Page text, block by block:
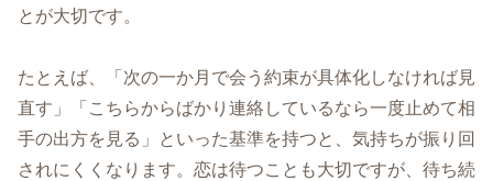
とが大切です。
たとえば、「次の一か月で会う約束が具体化しなければ見
直す」「こちらからばかり連絡しているなら一度止めて相
手の出方を見る」といった基準を持つと、気持ちが振り回
されにくくなります。恋は待つことも大切ですが、待ち続